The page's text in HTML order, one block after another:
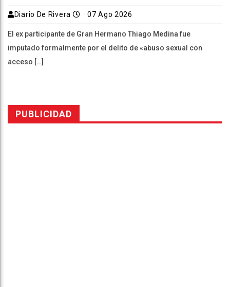
Diario De Rivera 07 Ago 2026
El ex participante de Gran Hermano Thiago Medina fue
imputado formalmente por el delito de «abuso sexual con
acceso […]
PUBLICIDAD